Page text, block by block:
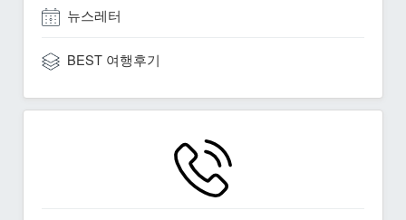
뉴스레터
BEST 여행후기